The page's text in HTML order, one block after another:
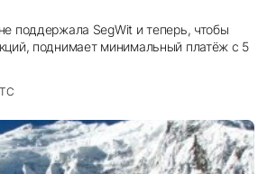
поддержала SegWit и теперь, чтобы
поднимает минимальный платёж с 5